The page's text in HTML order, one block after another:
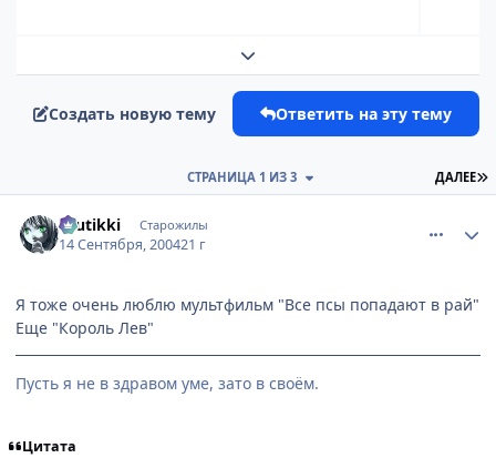
Развернуть обзор темы
Создать новую тему Ответить на эту тему
ДАЛЕЕ
СТРАНИЦА 1 ИЗ 3
tuutikki Старожилы
14 Сентября, 200421 г
Я тоже очень люблю мультфильм "Все псы попадают в рай"
Еще "Король Лев"
Пусть я не в здравом уме, зато в своём.
Цитата